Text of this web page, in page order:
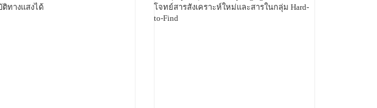
ทางแสงได้
โจทย์สารสังเคราะห์ใหม่และสารในกลุ่ม Hard-
to-Find